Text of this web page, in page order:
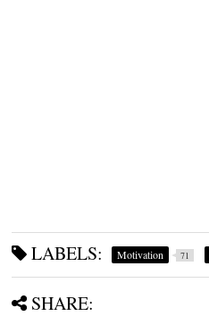
LABELS: Motivation 71
SHARE: